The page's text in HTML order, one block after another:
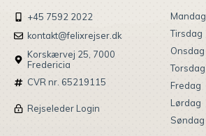
+45 7592 2022
kontakt@felixrejser.dk
Korskærvej 25, 7000
Fredericia
CVR nr. 65219115
Rejseleder Login
Mandag
Tirsdag
Onsdag
Torsdag
Fredag
Lørdag
Søndag